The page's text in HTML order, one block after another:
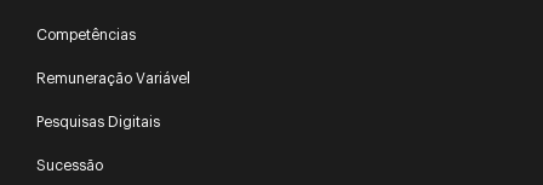
Competências
Remuneração Variável
Pesquisas Digitais
Sucessão